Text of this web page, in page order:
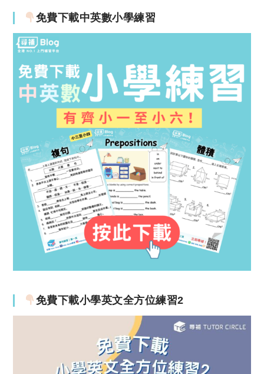
免費下載中英數小學練習
免費下載小學英文全方位練習2